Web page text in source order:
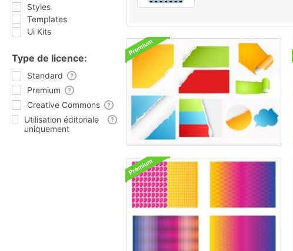
Styles
Templates
Ui Kits
Type de licence:
Standard
Premium
Creative Commons
Utilisation éditoriale
uniquement